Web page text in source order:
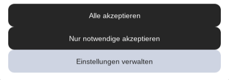
Alle akzeptieren
Nur notwendige akzeptieren
Einstellungen verwalten
dass vermehrt Elektrolyte (Mineralstoffe) aus dem
Durchfall vor. Wichtig ist es dann, seinen
Elektrolythaushalt aufzubessern. Eine entsprechende
„Elektrolyt-Lösung“ kann man in Apotheken kaufen,
aber auch selbst zubereiten.